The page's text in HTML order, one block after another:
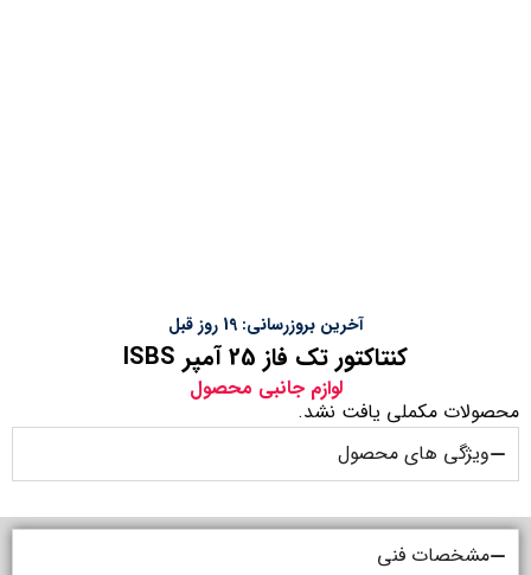
آخرین بروزرسانی: 19 روز قبل
کنتاکتور تک فاز 25 آمپر ISBS
لوازم جانبی محصول
محصولات مکملی یافت نشد.
ویژگی های محصول
مشخصات فنی